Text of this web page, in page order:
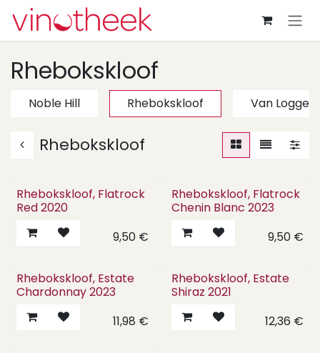
Overslaan naar inhoud
Rhebokskloof
Noble Hill Rhebokskloof Van
Rhebokskloof
Rhebokskloof, Flatrock
Red 2020
9,50€
Rhebokskloof, Flatrock
Chenin Blanc 2023
9,50€
Rhebokskloof, Estate
Chardonnay 2023
11,98 €
Rhebokskloof, Estate
Shiraz 2021
12,36 €